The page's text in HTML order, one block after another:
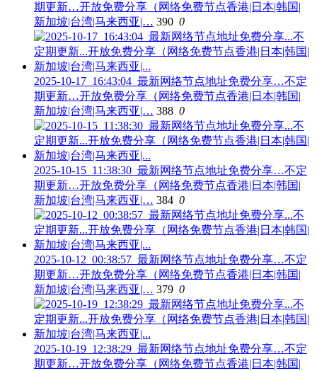
期更新…开放免费分享（网络免费节点香港|日本|韩国|
新加坡|台湾|马来西亚|… 390 0
2025-10-17_16:43:04_最新网络节点地址免费分享…不定
期更新…开放免费分享（网络免费节点香港|日本|韩国|
新加坡|台湾|马来西亚|… 388 0
2025-10-15_11:38:30_最新网络节点地址免费分享…不定
期更新…开放免费分享（网络免费节点香港|日本|韩国|
新加坡|台湾|马来西亚|… 384 0
2025-10-12_00:38:57_最新网络节点地址免费分享…不定
期更新…开放免费分享（网络免费节点香港|日本|韩国|
新加坡|台湾|马来西亚|… 379 0
2025-10-19_12:38:29_最新网络节点地址免费分享…不定
期更新…开放免费分享（网络免费节点香港|日本|韩国|